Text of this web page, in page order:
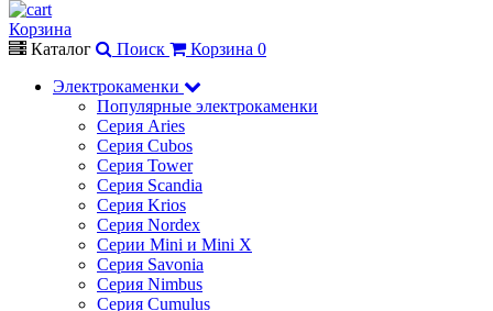
Корзина
Каталог
Поиск Корзина 0
Электрокаменки
Популярные электрокаменки
Серия Aries
Серия Cubos
Серия Tower
Серия Scandia
Серия Krios
Серия Nordex
Серии Mini и Mini X
Серия Savonia
Серия Nimbus
Серия Cumulus